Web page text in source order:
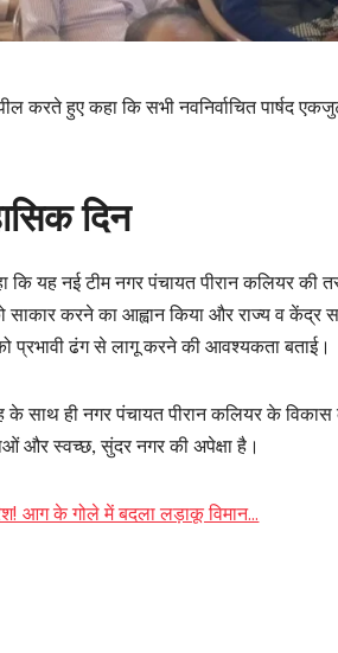
करते हुए कहा कि सभी नवनिर्वाचित पार्षद
दिन
यह नई टीम नगर पंचायत पीरान कलियर की
साकार करने का आह्वान किया और राज्य व
प्रभावी ढंग से लागू करने की आवश्यकता बताई।
साथ ही नगर पंचायत पीरान कलियर के विकास
और स्वच्छ, सुंदर नगर की अपेक्षा है।
आग के गोले में बदला लड़ाकू विमान…